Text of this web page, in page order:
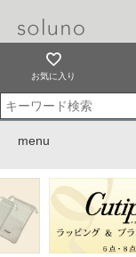
お気に入り
menu